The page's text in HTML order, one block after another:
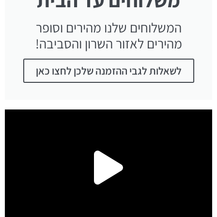
המשלוחים שלנו מהירים וסופר
מהירים לאזור השרון והסביבה!
לשאלות לגבי ההזמנה שלכן לחצו כאן